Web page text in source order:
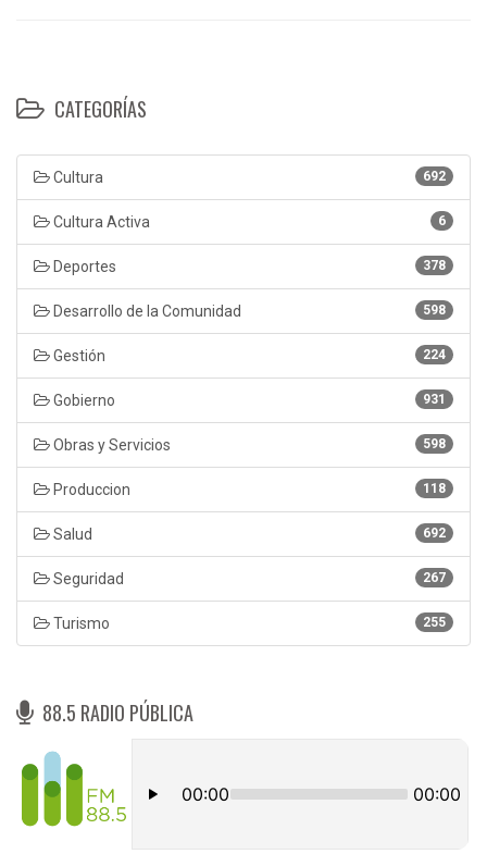
CATEGORÍAS
692
Cultura
6
Cultura Activa
378
Deportes
598
Desarrollo de la Comunidad
224
Gestión
931
Gobierno
598
Obras y Servicios
118
Produccion
692
Salud
267
Seguridad
255
Turismo
88.5 RADIO PÚBLICA